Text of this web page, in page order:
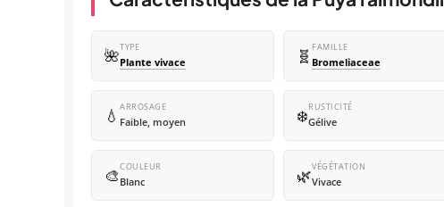
🌺TYPE
Plante vivace 🧬 FAMILLE
Bromeliaceae
💧 ARROSAGE
Faible, moyen ❄️RUSTICITÉ
Gélive
🎨COULEUR
Blanc 🌿VÉGÉTATION
Vivace